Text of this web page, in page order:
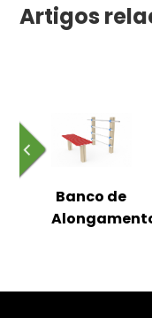
Artigos
Banco de